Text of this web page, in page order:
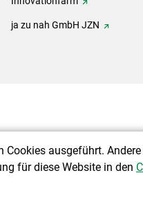
ja zu nah GmbH JZN
ausgeführt.
für diese Website in den